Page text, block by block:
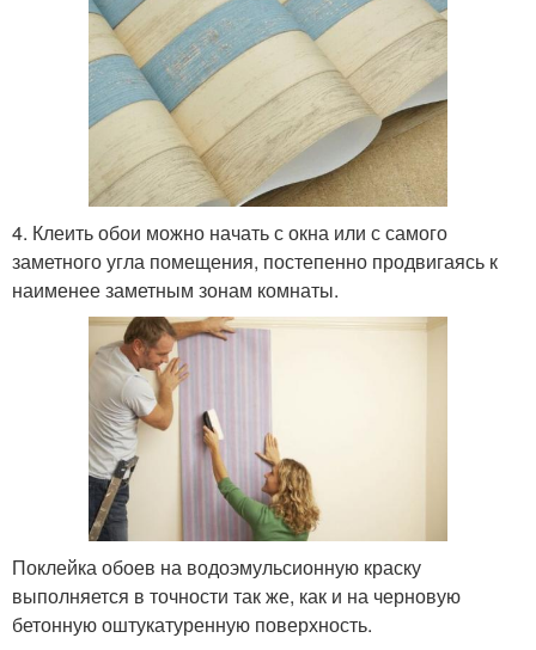
4. Клеить обои можно начать с окна или с самого
заметного угла помещения, постепенно продвигаясь к
наименее заметным зонам комнаты.
Поклейка обоев на водоэмульсионную краску
выполняется в точности так же, как и на черновую
бетонную оштукатуренную поверхность.